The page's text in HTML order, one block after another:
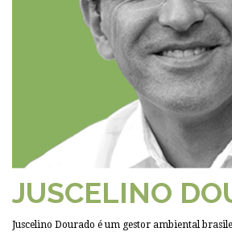
JUSCELINO
Juscelino Dourado é um gestor ambiental